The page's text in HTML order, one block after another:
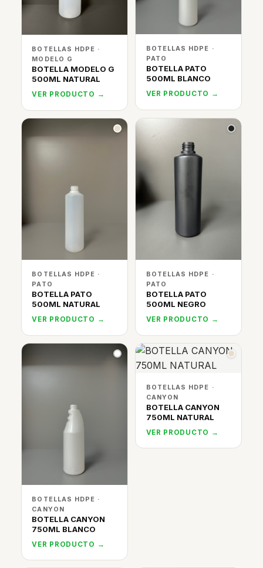
BOTELLAS HDPE ·
MODELO G
BOTELLA MODELO G
500ML NATURAL
VER PRODUCTO →
BOTELLAS HDPE ·
PATO
BOTELLA PATO
500ML BLANCO
VER PRODUCTO →
BOTELLAS HDPE ·
PATO
BOTELLA PATO
500ML NATURAL
VER PRODUCTO →
BOTELLAS HDPE ·
PATO
BOTELLA PATO
500ML NEGRO
VER PRODUCTO →
BOTELLAS HDPE ·
CANYON
BOTELLA CANYON
750ML BLANCO
VER PRODUCTO →
BOTELLAS HDPE ·
CANYON
BOTELLA CANYON
750ML NATURAL
VER PRODUCTO →